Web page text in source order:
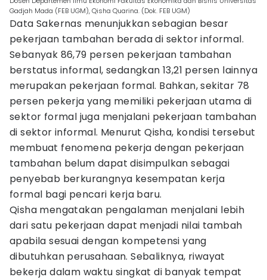
Gadjah Mada (FEB UGM), Qisha Quarina. (Dok. FEB UGM)
Data Sakernas menunjukkan sebagian besar
pekerjaan tambahan berada di sektor informal.
Sebanyak 86,79 persen pekerjaan tambahan
berstatus informal, sedangkan 13,21 persen lainnya
merupakan pekerjaan formal. Bahkan, sekitar 78
persen pekerja yang memiliki pekerjaan utama di
sektor formal juga menjalani pekerjaan tambahan
di sektor informal. Menurut Qisha, kondisi tersebut
membuat fenomena pekerja dengan pekerjaan
tambahan belum dapat disimpulkan sebagai
penyebab berkurangnya kesempatan kerja
formal bagi pencari kerja baru.
Qisha mengatakan pengalaman menjalani lebih
dari satu pekerjaan dapat menjadi nilai tambah
apabila sesuai dengan kompetensi yang
dibutuhkan perusahaan. Sebaliknya, riwayat
bekerja dalam waktu singkat di banyak tempat